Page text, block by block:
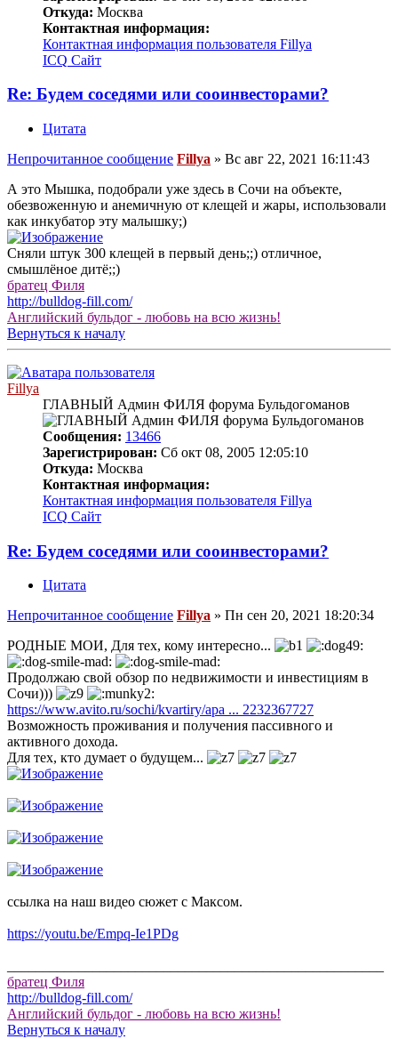
Откуда: Москва
Контактная информация:
Контактная информация пользователя Fillya
ICQ Сайт
Re: Будем соседями или сооинвесторами?
Цитата
Непрочитанное сообщение Fillya » Вс авг 22, 2021 16:11:43
А это Мышка, подобрали уже здесь в Сочи на объекте,
обезвоженную и анемичную от клещей и жары, использовали
как инкубатор эту малышку;)
Сняли штук 300 клещей в первый день;;) отличное,
смышлёное дитё;;)
братец Филя
http://bulldog-fill.com/
Английский бульдог - любовь на всю жизнь!
Вернуться к началу
Fillya
ГЛАВНЫЙ Админ ФИЛЯ форума Бульдогоманов
Сообщения: 13466
Зарегистрирован: Сб окт 08, 2005 12:05:10
Откуда: Москва
Контактная информация:
Контактная информация пользователя Fillya
ICQ Сайт
Re: Будем соседями или сооинвесторами?
Цитата
Непрочитанное сообщение Fillya » Пн сен 20, 2021 18:20:34
РОДНЫЕ МОИ, Для тех, кому интересно...
Продолжаю свой обзор по недвижимости и инвестициям в
Сочи)))
https://www.avito.ru/sochi/kvartiry/apa ... 2232367727
Возможность проживания и получения пассивного и
активного дохода.
Для тех, кто думает о будущем...
ссылка на наш видео сюжет с Максом.
https://youtu.be/Empq-Ie1PDg
братец Филя
http://bulldog-fill.com/
Английский бульдог - любовь на всю жизнь!
Вернуться к началу